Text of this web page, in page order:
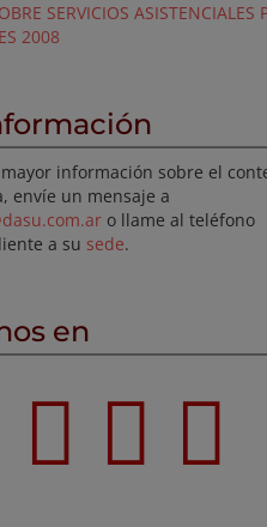
SERVICIOS ASISTENCIALES
2008
información sobre el
envíe un mensaje a
o llame al teléfono
a su sede.
en